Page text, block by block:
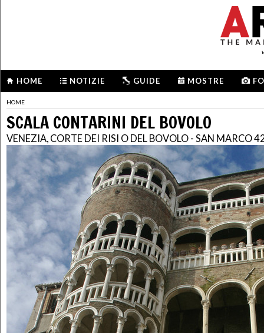
HOME NOTIZIE GUIDE MOSTRE
HOME
SCALA CONTARINI DEL BOVOLO
VENEZIA, CORTE DEI RISI O DEL BOVOLO - SAN MARCO